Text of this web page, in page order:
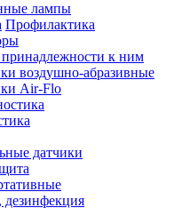
лампы
Профилактика
к ним
воздушно-абразивные
Air-Flo
датчики